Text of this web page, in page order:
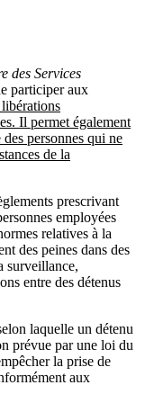
des Services
participer aux
Il permet également
personnes qui ne
de la
prescrivant
employées
relatives à la
des peines dans des
surveillance,
entre des détenus
laquelle un détenu
prévue par une loi du
la prise de
aux